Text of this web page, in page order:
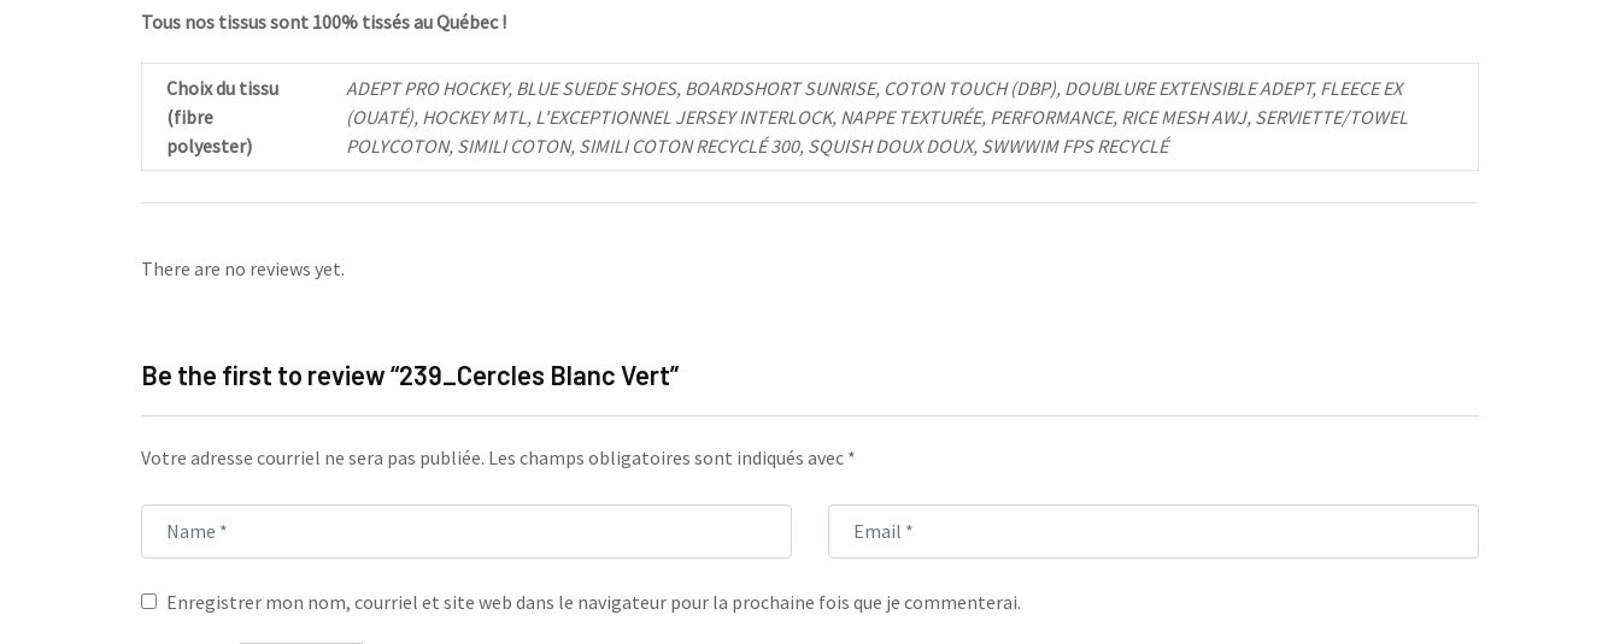
Tous nos tissus sont 100% tissés au Québec !
Choix du tissu
(fibre
polyester)
ADEPT PRO HOCKEY, BLUE SUEDE SHOES, BOARDSHORT SUNRISE, COTON TOUCH (DBP), DOUBLURE EXTENSIBLE ADEPT, FLEECE EX
(OUATÉ), HOCKEY MTL, L'EXCEPTIONNEL JERSEY INTERLOCK, NAPPE TEXTURÉE, PERFORMANCE, RICE MESH AWJ, SERVIETTE/TOWEL
POLYCOTON, SIMILI COTON, SIMILI COTON RECYCLÉ 300, SQUISH DOUX DOUX, SWWWIM FPS RECYCLÉ
There are no reviews yet.
Be the first to review “239_Cercles Blanc Vert”
Votre adresse courriel ne sera pas publiée. Les champs obligatoires sont indiqués avec *
Enregistrer mon nom, courriel et site web dans le navigateur pour la prochaine fois que je commenterai.